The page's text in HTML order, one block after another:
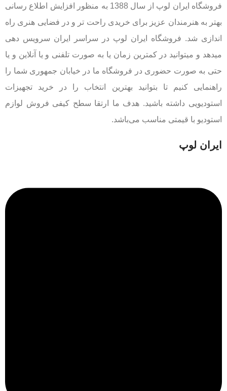
فروشگاه ایران لوپ از سال 1388 به منظور افزایش اطلاع رسانی
بهتر به هنرمندان عزیز برای خریدی راحت تر و در فضایی هنری راه
اندازی شد. فروشگاه ایران لوپ در سراسر ایران سرویس دهی
میدهد و میتوانید در کمترین زمان یا به صورت تلفنی و یا آنلاین و یا
حتی به صورت حضوری در فروشگاه ما در خیابان جمهوری شما را
راهنمایی کنیم تا بتوانید بهترین انتخاب را در خرید تجهیزات
استودیویی داشته باشید. هدف ما ارتقا سطح کیفی فروش لوازم
استودیو با قیمتی مناسب می‌باشد.
ایران لوپ